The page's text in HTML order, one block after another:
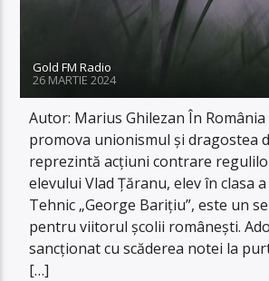
Gold FM Radio
26 MARTIE 2024
Autor: Marius Ghilezan În România
promova unionismul și dragostea
reprezintă acțiuni contrare
elevului Vlad Țăranu, elev în clasa
Tehnic „George Barițiu”, este un
pentru viitorul școlii românești.
sancționat cu scăderea notei la
[…]